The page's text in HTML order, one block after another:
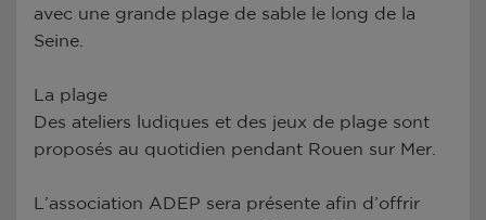
avec une grande plage de sable le long de la
Seine.
La plage
Des ateliers ludiques et des jeux de plage sont
proposés au quotidien pendant Rouen sur Mer.
L’association ADEP sera présente afin d’offrir